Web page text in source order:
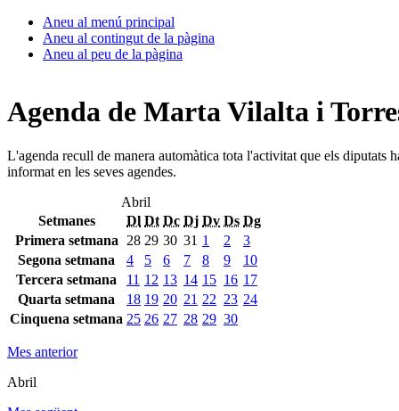
Aneu al menú principal
Aneu al contingut de la pàgina
Aneu al peu de la pàgina
Agenda de Marta Vilalta i
L'agenda recull de manera automàtica tota l'activitat que els diputats
informat en les seves agendes.
Abril
Setmanes
Dl Dt Dc Dj Dv Ds Dg
Primera setmana
28 29 30 31 1 2
3
Segona setmana
4 5 6 7 8 9
10
Tercera setmana
11 12 13 14 15 16 17
Quarta setmana
18 19 20 21 22 23 24
Cinquena setmana 25 26 27 28 29 30
Mes anterior
Abril